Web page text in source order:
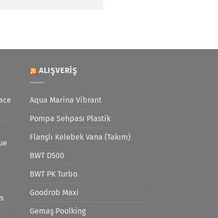
ALIŞVERIŞ
Aqua Marina Vibrant
Pompa Sehpası Plastik
Flanşlı Kelebek Vana (Takım)
BWT D500
BWT PK Turbo
Goodrob Maxi
Gemaş Poolking